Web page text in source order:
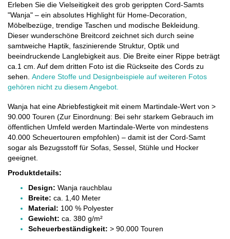
Erleben Sie die Vielseitigkeit des grob gerippten Cord-Samts
"Wanja" – ein absolutes Highlight für Home-Decoration,
Möbelbezüge, trendige Taschen und modische Bekleidung.
Dieser wunderschöne Breitcord zeichnet sich durch seine
samtweiche Haptik, faszinierende Struktur, Optik und
beeindruckende Langlebigkeit aus. Die Breite einer Rippe beträgt
ca.1 cm. Auf dem dritten Foto ist die Rückseite des Cords zu
sehen. Andere Stoffe und Designbeispiele auf weiteren Fotos
gehören nicht zu diesem Angebot.
Wanja hat eine Abriebfestigkeit mit einem Martindale-Wert von >
90.000 Touren (Zur Einordnung: Bei sehr starkem Gebrauch im
öffentlichen Umfeld werden Martindale-Werte von mindestens
40.000 Scheuertouren empfohlen) – damit ist der Cord-Samt
sogar als Bezugsstoff für Sofas, Sessel, Stühle und Hocker
geeignet.
Produktdetails:
Design: Wanja rauchblau
Breite: ca. 1,40 Meter
Material: 100 % Polyester
Gewicht: ca. 380 g/m²
Scheuerbeständigkeit: > 90.000 Touren